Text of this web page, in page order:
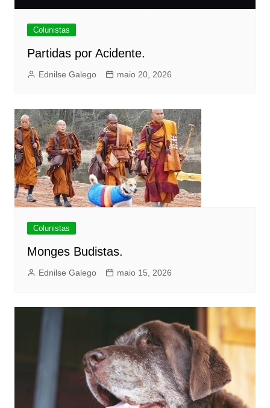
Colunistas
Partidas por Acidente.
Ednilse Galego maio 20, 2026
Colunistas
Monges Budistas.
Ednilse Galego maio 15, 2026